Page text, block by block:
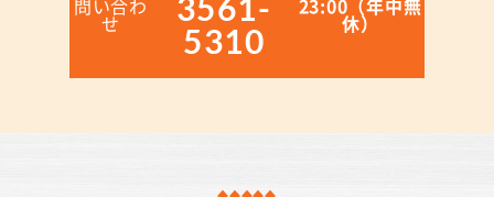
せ
5310
休）